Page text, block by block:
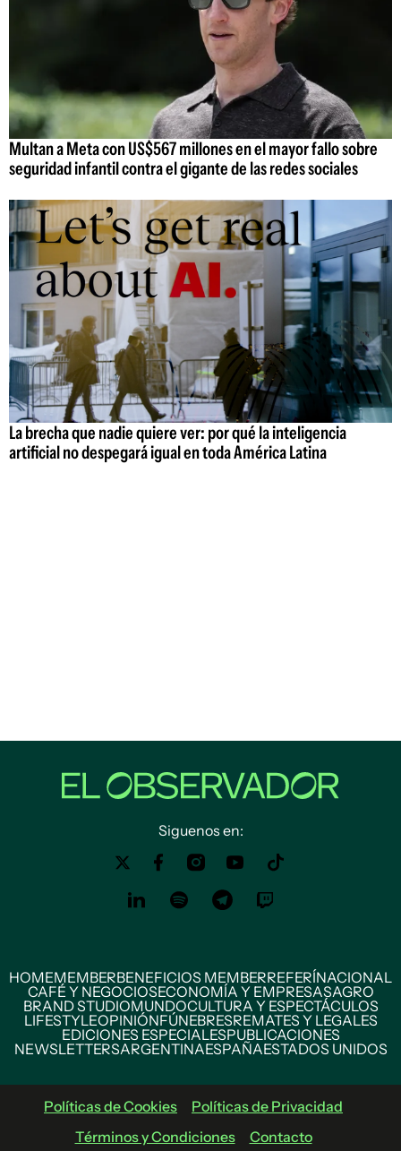
Multan a Meta con US$567 millones en el mayor fallo sobre
seguridad infantil contra el gigante de las redes sociales
La brecha que nadie quiere ver: por qué la inteligencia
artificial no despegará igual en toda América Latina
Siguenos en:
HOMEMEMBERBENEFICIOS MEMBERREFERÍNACIONAL
CAFÉ Y NEGOCIOSECONOMÍA Y EMPRESASAGRO
BRAND STUDIOMUNDOCULTURA Y ESPECTÁCULOS
LIFESTYLEOPINIÓNFÚNEBRESREMATES Y LEGALES
EDICIONES ESPECIALESPUBLICACIONES
NEWSLETTERSARGENTINAESPAÑAESTADOS UNIDOS
Políticas de Cookies
Políticas de Privacidad
Términos y Condiciones
Contacto